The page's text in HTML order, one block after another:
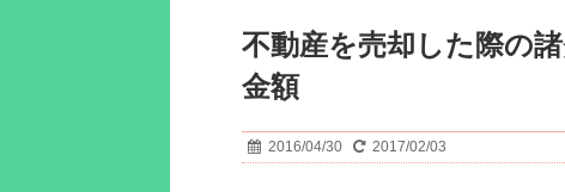
不動産を売却した際の
金額
2016/04/30 2017/02/03